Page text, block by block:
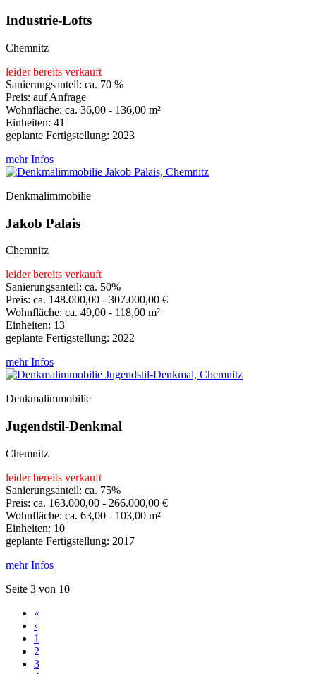
Industrie-Lofts
Chemnitz
leider bereits verkauft
Sanierungsanteil: ca. 70 %
Preis: auf Anfrage
Wohnfläche: ca. 36,00 - 136,00 m²
Einheiten: 41
geplante Fertigstellung: 2023
mehr Infos
Denkmalimmobilie
Jakob Palais
Chemnitz
leider bereits verkauft
Sanierungsanteil: ca. 50%
Preis: ca. 148.000,00 - 307.000,00 €
Wohnfläche: ca. 49,00 - 118,00 m²
Einheiten: 13
geplante Fertigstellung: 2022
mehr Infos
Denkmalimmobilie
Jugendstil-Denkmal
Chemnitz
leider bereits verkauft
Sanierungsanteil: ca. 75%
Preis: ca. 163.000,00 - 266.000,00 €
Wohnfläche: ca. 63,00 - 103,00 m²
Einheiten: 10
geplante Fertigstellung: 2017
mehr Infos
Seite 3 von 10
«
‹
1
2
3